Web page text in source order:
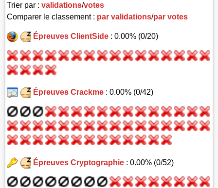
Trier par :validations/votes
Comparer le classement : par validations/par votes
Épreuves ClientSide: 0.00% (0/20)
Épreuves Crackme: 0.00% (0/42)
Épreuves Cryptographie: 0.00% (0/52)